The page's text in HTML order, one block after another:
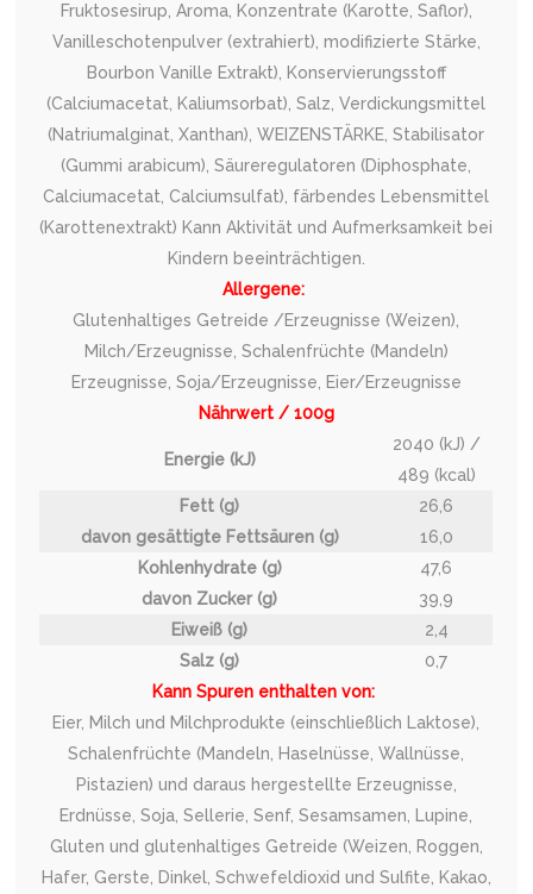
Fruktosesirup, Aroma, Konzentrate (Karotte, Saflor),
Vanilleschotenpulver (extrahiert), modifizierte Stärke,
Bourbon Vanille Extrakt), Konservierungsstoff
(Calciumacetat, Kaliumsorbat), Salz, Verdickungsmittel
(Natriumalginat, Xanthan), WEIZENSTÄRKE, Stabilisator
(Gummi arabicum), Säureregulatoren (Diphosphate,
Calciumacetat, Calciumsulfat), färbendes Lebensmittel
(Karottenextrakt) Kann Aktivität und Aufmerksamkeit bei
Kindern beeinträchtigen.
Allergene:
Glutenhaltiges Getreide /Erzeugnisse (Weizen),
Milch/Erzeugnisse, Schalenfrüchte (Mandeln)
Erzeugnisse, Soja/Erzeugnisse, Eier/Erzeugnisse
Nährwert / 100g
Energie (kJ)
2040 (kJ) /
489 (kcal)
Fett (g)
26,6
davon gesättigte Fettsäuren (g)
16,0
Kohlenhydrate (g)
47,6
davon Zucker (g)
39,9
Eiweiß (g)
2,4
Salz (g)
0,7
Kann Spuren enthalten von:
Eier, Milch und Milchprodukte (einschließlich Laktose),
Schalenfrüchte (Mandeln, Haselnüsse, Wallnüsse,
Pistazien) und daraus hergestellte Erzeugnisse,
Erdnüsse, Soja, Sellerie, Senf, Sesamsamen, Lupine,
Gluten und glutenhaltiges Getreide (Weizen, Roggen,
Hafer, Gerste, Dinkel, Schwefeldioxid und Sulfite, Kakao,